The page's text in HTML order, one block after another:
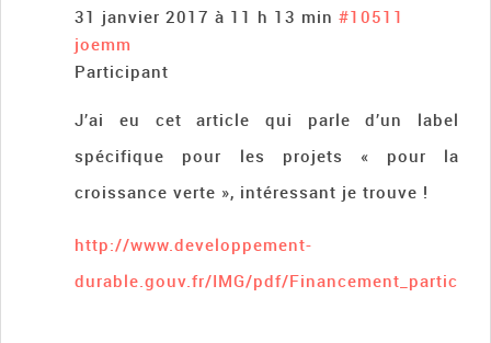
31 janvier 2017 à 11 h 13 min #10511
joemm
Participant
J’ai eu cet article qui parle d’un label
spécifique pour les projets « pour la
croissance verte », intéressant je trouve !
http://www.developpement-
durable.gouv.fr/IMG/pdf/